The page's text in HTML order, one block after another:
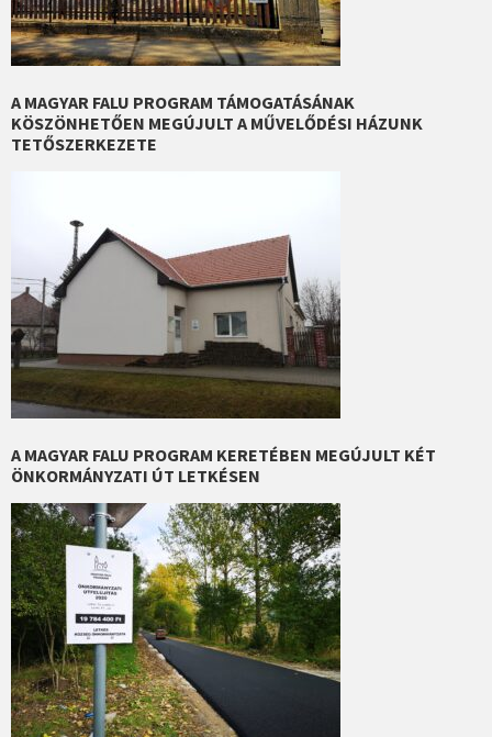
A MAGYAR FALU PROGRAM TÁMOGATÁSÁNAK
KÖSZÖNHETŐEN MEGÚJULT A MŰVELŐDÉSI HÁZUNK
TETŐSZERKEZETE
A MAGYAR FALU PROGRAM KERETÉBEN MEGÚJULT KÉT
ÖNKORMÁNYZATI ÚT LETKÉSEN